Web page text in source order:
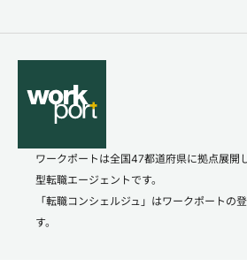
ワークポートは全国47都道府県に拠点展開
型転職エージェントです。
「転職コンシェルジュ」はワークポートの
す。